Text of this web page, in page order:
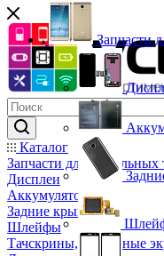
Каталог
Запчасти для мобильных
Дисплеи
Аккумуляторы
Задние крышки
Шлейфы
Тачскрины, сенсорные
Запчасти